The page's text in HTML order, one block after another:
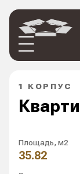
1 КОРПУС
Площадь, м2
35.82